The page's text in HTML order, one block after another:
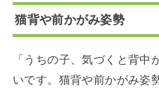
猫背や前かがみ姿勢
「うちの子、気づくと背
いです。猫背や前かがみ姿